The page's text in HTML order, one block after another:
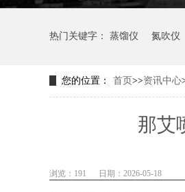
热门关键字： 蒸馏仪 氮吹仪
您的位置： 首页 >>资讯中心
那艾
浏览：191 日期：2026-05-18